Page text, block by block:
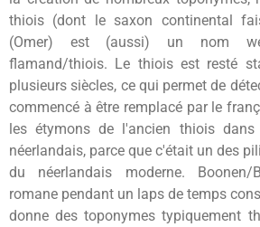
thiois (dont le saxon continental
(Omer) est (aussi) un nom
flamand/thiois. Le thiois est resté
plusieurs siècles, ce qui permet de
commencé à être remplacé par le
les étymons de l'ancien thiois
néerlandais, parce que c'était un des
du néerlandais moderne.
romane pendant un laps de temps
donne des toponymes typiquement